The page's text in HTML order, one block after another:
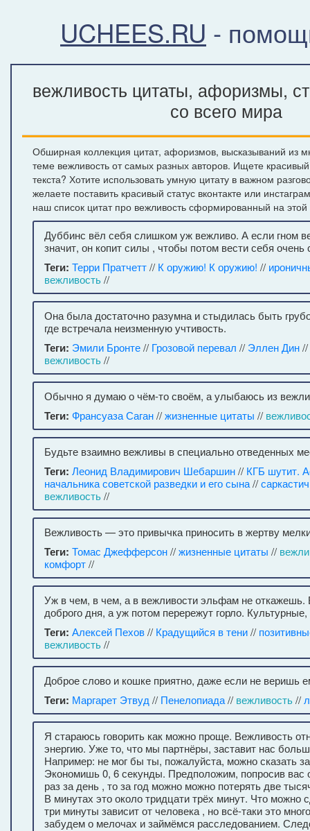
UCHEES.RU -
вежливость цитаты, афоризмы,
со всего мира
Обширная коллекция цитат, афоризмов, высказываний из
теме вежливость от самых разных авторов. Ищете
текста? Хотите использовать умную цитату в важном
желаете поставить красивый статус вконтакте или
наш список цитат про вежливость сформированный на этой
Дуббинс вёл себя слишком уж вежливо. А если гном
значит, он копит силы , чтобы потом вести себя очень
Теги: Терри Пратчетт// К оружию! К оружию! //
вежливость//
Она была достаточно разумна и стыдилась быть
где встречала неизменную учтивость.
Теги: Эмили Бронте// Грозовой перевал // Эллен Дин//
вежливость//
Обычно я думаю о чём-то своём, а улыбаюсь из
Теги: Франсуаза Саган//жизненные цитаты //
Будьте взаимно вежливы в специально отведенных
Теги: Леонид Владимирович Шебаршин// КГБ шутит.
начальника советской разведки и его сына//
вежливость//
Вежливость — это привычка приносить в жертву
Теги: Томас Джефферсон//жизненные цитаты //
комфорт//
Уж в чем, в чем, а в вежливости эльфам не откажешь.
доброго дня, а уж потом перережут горло.
Теги: Алексей Пехов// Крадущийся в тени//
вежливость//
Доброе слово и кошке приятно, даже если не веришь
Теги: Маргарет Этвуд // Пенелопиада// вежливость//
Я стараюсь говорить как можно проще. Вежливость
энергию. Уже то, что мы партнёры, заставит нас
Например: не мог бы ты, пожалуйста, можно сказать
Экономишь 0, 6 секунды. Предположим, попросив вас
раз за день , то за год можно можно потерять две
В минутах это около тридцати трёх минут. Что можно
три минуты зависит от человека , но всё-таки это
забудем о мелочах и займёмся расследованием.